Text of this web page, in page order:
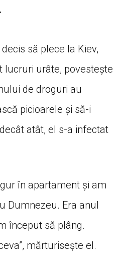
să plece la Kiev,
lucruri urâte, povestește
de droguri au
picioarele și să-i
atât, el s-a infectat
în apartament și am
Dumnezeu. Era anul
început să plâng.
mărturisește el.